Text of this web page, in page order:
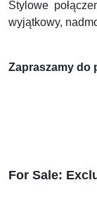
Stylowe
wyjątkowy,
Zapraszamy do
For Sale: